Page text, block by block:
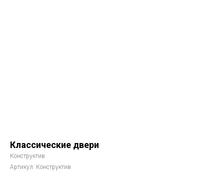
Классические двери
Конструктив
Артикул: Конструктив